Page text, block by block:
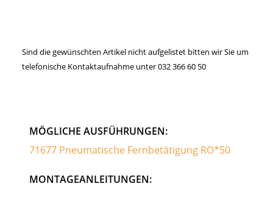
Sind die gewünschten Artikel nicht aufgelistet bitten wir Sie um
telefonische Kontaktaufnahme unter 032 366 60 50
MÖGLICHE AUSFÜHRUNGEN:
71677 Pneumatische Fernbetätigung RO*50
MONTAGEANLEITUNGEN: